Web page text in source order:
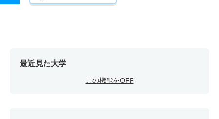
最近見た大学
この機能をOFF